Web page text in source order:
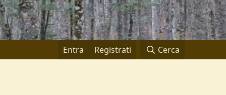
Entra Registrati Cerca